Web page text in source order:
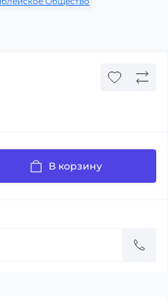
В корзину